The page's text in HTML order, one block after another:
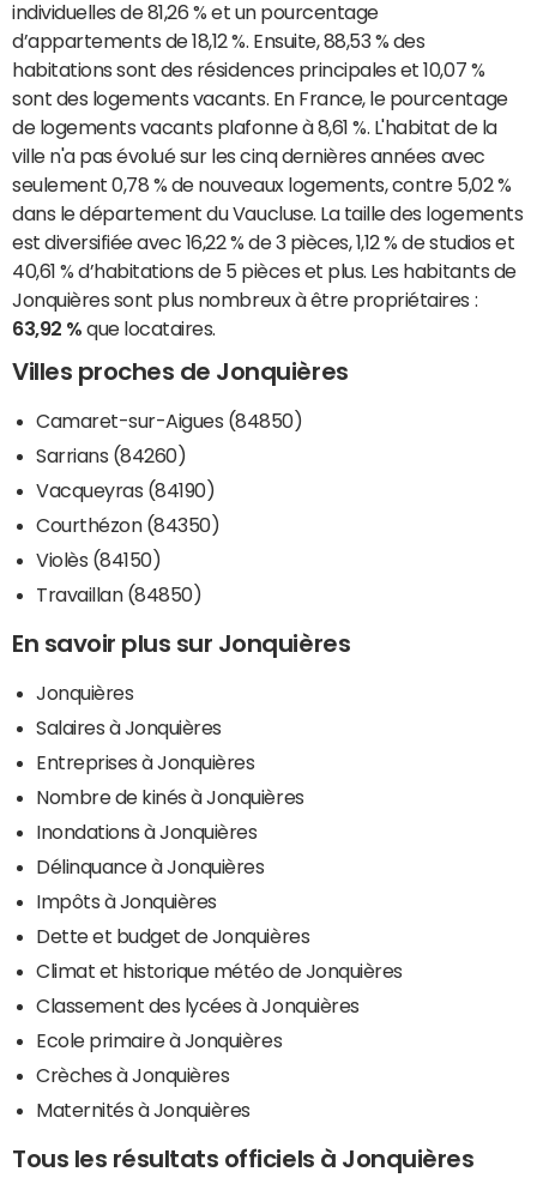
individuelles de 81,26 % et un pourcentage
d’appartements de 18,12 %. Ensuite, 88,53 % des
habitations sont des résidences principales et 10,07 %
sont des logements vacants. En France, le pourcentage
de logements vacants plafonne à 8,61 %. L'habitat de la
ville n'a pas évolué sur les cinq dernières années avec
seulement 0,78 % de nouveaux logements, contre 5,02 %
dans le département du Vaucluse. La taille des logements
est diversifiée avec 16,22 % de 3 pièces, 1,12 % de studios et
40,61 % d’habitations de 5 pièces et plus. Les habitants de
Jonquières sont plus nombreux à être propriétaires :
63,92 % que locataires.
Villes proches de Jonquières
Camaret-sur-Aigues (84850)
Sarrians (84260)
Vacqueyras (84190)
Courthézon (84350)
Violès (84150)
Travaillan (84850)
En savoir plus sur Jonquières
Jonquières
Salaires à Jonquières
Entreprises à Jonquières
Nombre de kinés à Jonquières
Inondations à Jonquières
Délinquance à Jonquières
Impôts à Jonquières
Dette et budget de Jonquières
Climat et historique météo de Jonquières
Classement des lycées à Jonquières
Ecole primaire à Jonquières
Crèches à Jonquières
Maternités à Jonquières
Tous les résultats officiels à Jonquières